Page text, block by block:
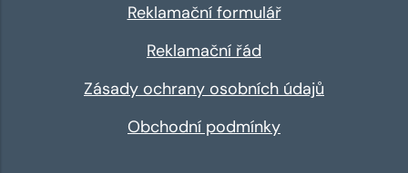
Reklamační formulář
Reklamační řád
Zásady ochrany osobních údajů
Obchodní podmínky